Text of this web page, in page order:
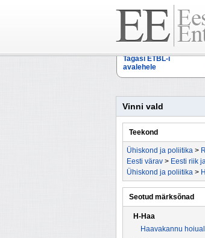
Tagasi ETBL-i
avalehele
Vinni vald
Teekond
Ühiskond ja poliitika >
Eesti värav > Eesti riik
Ühiskond ja poliitika >
Seotud märksõnad
H-Haa
Haavakannu